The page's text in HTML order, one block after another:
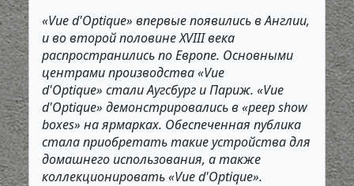
«Vue d'Optique» впервые появились в Англии,
и во второй половине XVIII века
распространились по Европе. Основными
центрами производства «Vue
d'Optique» стали Аугсбург и Париж. «Vue
d'Optique» демонстрировались в «peep show
boxes» на ярмарках. Обеспеченная публика
стала приобретать такие устройства для
домашнего использования, а также
коллекционировать «Vue d'Optique».